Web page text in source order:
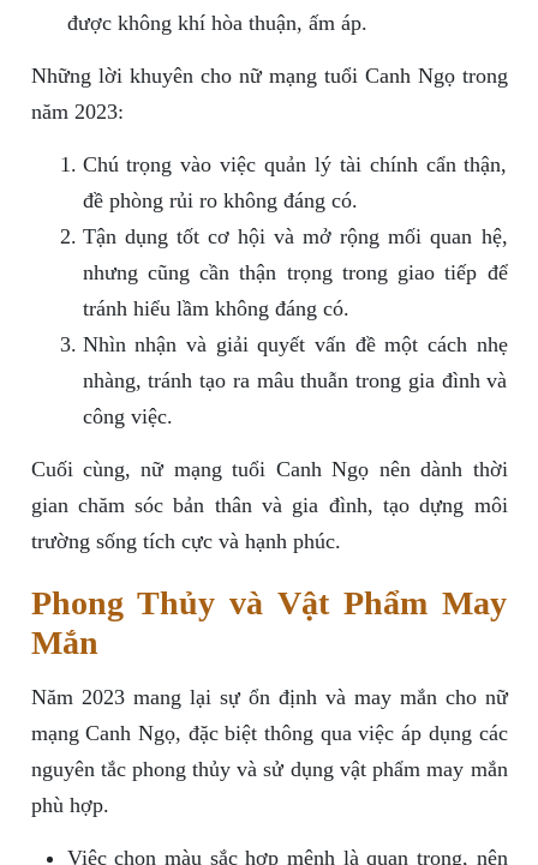
được không khí hòa thuận, ấm áp.
Những lời khuyên cho nữ mạng tuổi Canh Ngọ trong
năm 2023:
Chú trọng vào việc quản lý tài chính cẩn thận,
đề phòng rủi ro không đáng có.
Tận dụng tốt cơ hội và mở rộng mối quan hệ,
nhưng cũng cần thận trọng trong giao tiếp để
tránh hiểu lầm không đáng có.
Nhìn nhận và giải quyết vấn đề một cách nhẹ
nhàng, tránh tạo ra mâu thuẫn trong gia đình và
công việc.
Cuối cùng, nữ mạng tuổi Canh Ngọ nên dành thời
gian chăm sóc bản thân và gia đình, tạo dựng môi
trường sống tích cực và hạnh phúc.
Phong Thủy và Vật Phẩm May
Mắn
Năm 2023 mang lại sự ổn định và may mắn cho nữ
mạng Canh Ngọ, đặc biệt thông qua việc áp dụng các
nguyên tắc phong thủy và sử dụng vật phẩm may mắn
phù hợp.
Việc chọn màu sắc hợp mệnh là quan trọng, nên